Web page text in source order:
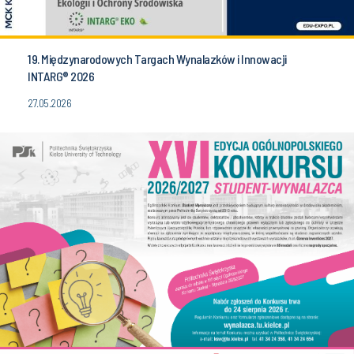
19. Międzynarodowych Targach Wynalazków i Innowacji
INTARG® 2026
27.05.2026